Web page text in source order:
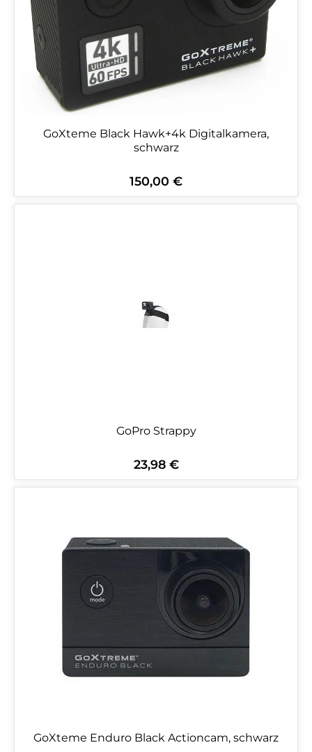
GoXteme Black Hawk+4k Digitalkamera,
schwarz
Regulärer Preis:
150,00 €
GoPro Strappy
Regulärer Preis:
23,98 €
GoXteme Enduro Black Actioncam, schwarz